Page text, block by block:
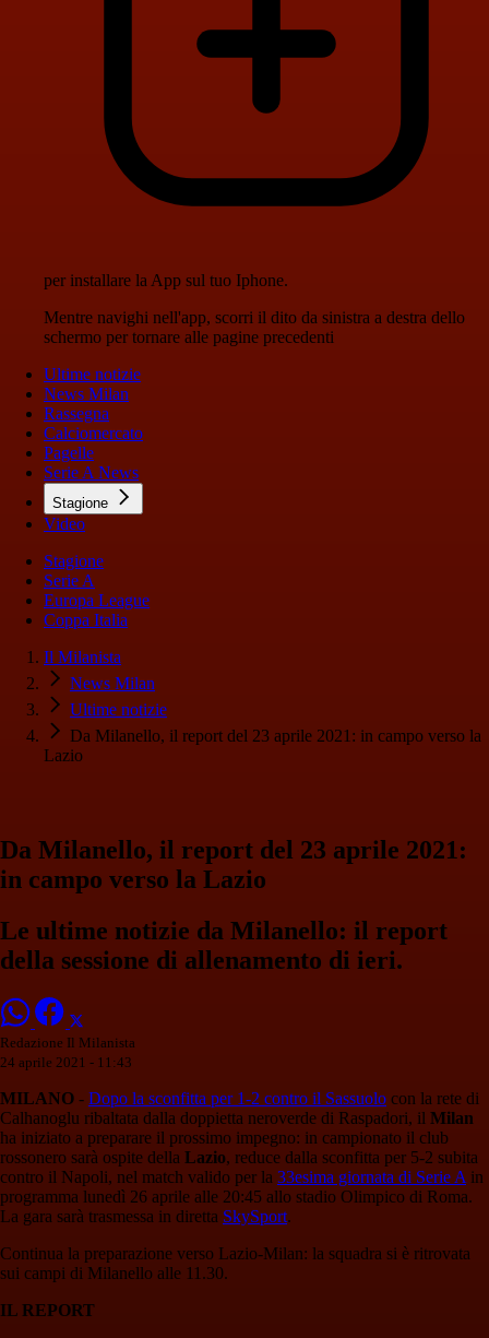
per installare la App sul tuo Iphone.
Mentre navighi nell'app, scorri il dito da sinistra a destra dello
schermo per tornare alle pagine precedenti
Ultime notizie
News Milan
Rassegna
Calciomercato
Pagelle
Serie A News
Stagione
Video
Stagione
Serie A
Europa League
Coppa Italia
Il Milanista
News Milan
Ultime notizie
Da Milanello, il report del 23 aprile 2021: in campo verso la
Lazio
Da Milanello, il report del 23 aprile 2021:
in campo verso la Lazio
Le ultime notizie da Milanello: il report
della sessione di allenamento di ieri.
Redazione Il Milanista
24 aprile 2021 - 11:43
MILANO - Dopo la sconfitta per 1-2 contro il Sassuolo con la rete di
Calhanoglu ribaltata dalla doppietta neroverde di Raspadori, il Milan
ha iniziato a preparare il prossimo impegno: in campionato il club
rossonero sarà ospite della Lazio, reduce dalla sconfitta per 5-2 subita
contro il Napoli, nel match valido per la 33esima giornata di Serie A in
programma lunedì 26 aprile alle 20:45 allo stadio Olimpico di Roma.
La gara sarà trasmessa in diretta SkySport.
Continua la preparazione verso Lazio-Milan: la squadra si è ritrovata
sui campi di Milanello alle 11.30.
IL REPORT